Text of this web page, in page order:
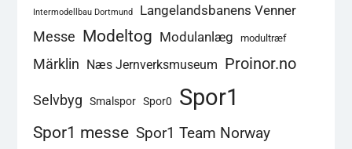
Intermodellbau Dortmund
Langelandsbanens Venner
Messe Modeltog Modulanlæg modultræf
Märklin Næs Jernverksmuseum Proinor.no
Selvbyg Smalspor Spor0 Spor1
Spor1 messe Spor1 Team Norway